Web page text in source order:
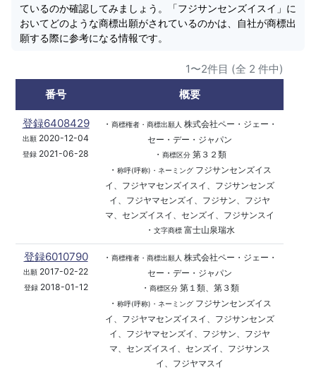
ているのか確認してみましょう。「フジサンセンズイスイ」に
おいてどのような商標出願がされているのかは、自社が商標出
願する際に参考になる情報です。
1〜2件目 (全 2 件中)
番号
概要
登録6408429
出願 2020-12-04
登録 2021-06-28
・ 商標権者・商標出願人 株式会社ペー・ジェー・
セー・デー・ジャパン
・ 商標区分第３２類
・ 称呼(呼称)・ネーミングフジサンセンズイス
イ、フジヤマセンズイスイ、フジサンセンズ
イ、フジヤマセンズイ、フジサン、フジヤ
マ、センズイスイ、センズイ、フジサンスイ
・ 文字商標富士山泉瑞水
登録6010790
出願 2017-02-22
登録2018-01-12
・ 商標権者・商標出願人 株式会社ペー・ジェー・
セー・デー・ジャパン
・ 商標区分第１類、第３類
・ 称呼(呼称)・ネーミングフジサンセンズイス
イ、フジヤマセンズイスイ、フジサンセンズ
イ、フジヤマセンズイ、フジサン、フジヤ
マ、センズイスイ、センズイ、フジサンス
イ、フジヤマスイ